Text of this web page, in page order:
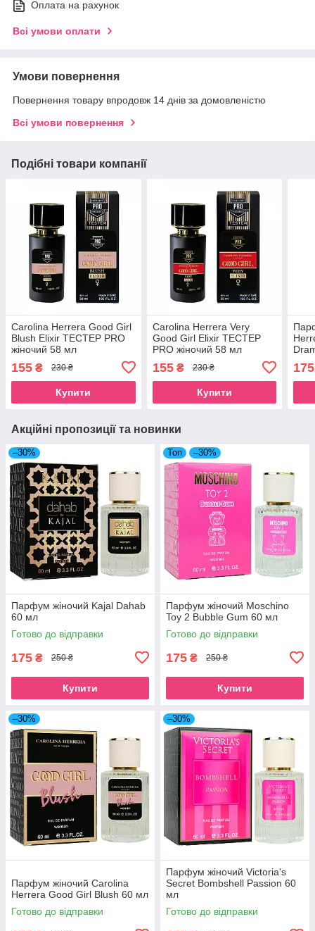
Оплата на рахунок
Всі умови оплати
Умови повернення
Повернення товару впродовж 14 днів за домовленістю
Всі умови повернення
Подібні товари компанії
Carolina Herrera Good Girl
Blush Elixir ТЕСТЕР PRO
жіночий 58 мл
155 ₴ 230 ₴
Купити
Carolina Herrera Very
Good Girl Elixir ТЕСТЕР
PRO жіночий 58 мл
155₴ 230 ₴
Купити
175
Акційні пропозиції та новинки
–30%
Парфум жіночий Kajal Dahab
60 мл
Готово до відправки
175 ₴ 250 ₴
Купити
Топ –30%
Парфум жіночий Moschino
Toy 2 Bubble Gum 60 мл
Готово до відправки
175 ₴ 250 ₴
Купити
–30%
Парфум жіночий Carolina
Herrera Good Girl Blush 60 мл
Готово до відправки
–30%
Парфум жіночий Victoria's
Secret Bombshell Passion 60
мл
Готово до відправки